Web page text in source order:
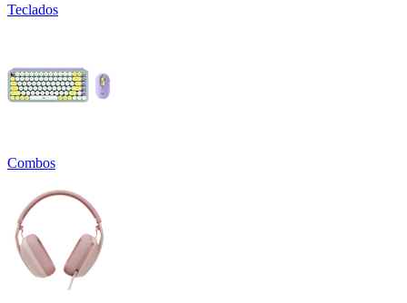
Teclados
Combos